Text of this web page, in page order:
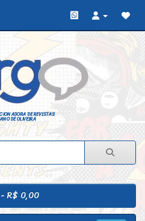
DE REVISTAS
DE OLIVEIRA
R$ 0,00